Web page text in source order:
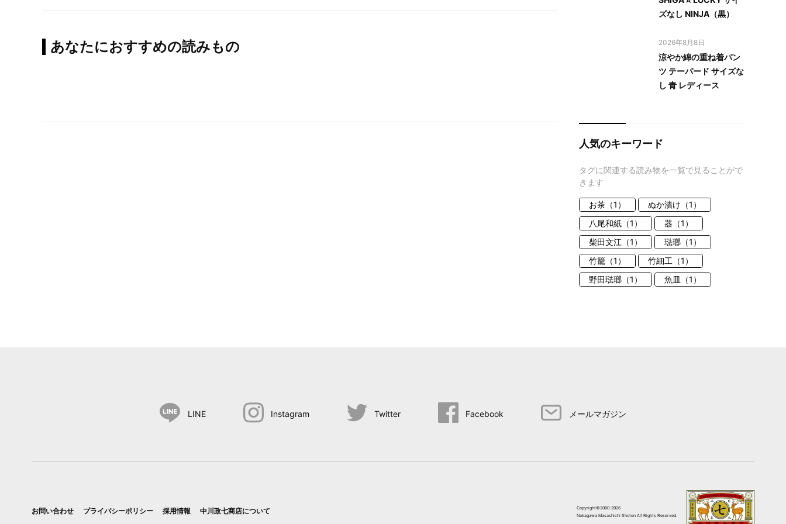
あなたにおすすめの読みもの
ズなし NINJA（黒）
2026年8月8日
涼やか綿の重ね着パン
ツ テーパード サイズな
し 青 レディース
人気のキーワード
タグに関連する読み物を一覧で見ることがで
きます
お茶（1）
ぬか漬け（1）
八尾和紙（1）
器（1）
柴田文江（1）
琺瑯（1）
竹籠（1）
竹細工（1）
野田琺瑯（1）
魚皿（1）
LINE Instagram Twitter Facebook メールマガジン
お問い合わせ プライバシーポリシー 採用情報 中川政七商店について
Copyright©2000-2026
Nakagawa Masashichi Shoten All Rights Reserved.